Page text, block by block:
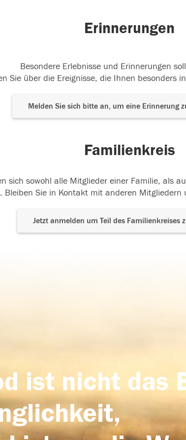
Erinnerungen
Besondere Erlebnisse und Erinnerungen
Sie über die Ereignisse, die Ihnen besonders
Melden Sie sich bitte an, um eine Erinnerung
Familienkreis
sich sowohl alle Mitglieder einer Familie, als
Bleiben Sie in Kontakt mit anderen
Jetzt anmelden um Teil des Familienkreises
ist nicht das